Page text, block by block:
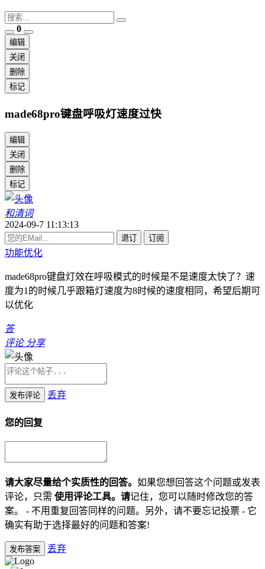
0
编辑
关闭
删除
标记
made68pro键盘呼吸灯速度过快
编辑
关闭
删除
标记
和清词
2024-09-7 11:13:13
退订 订阅
功能优化
made68pro键盘灯效在呼吸模式的时候是不是速度太快了？速
度为1的时候几乎跟箱灯速度为8时候的速度相同，希望后期可
以优化
答
评论 分享
发布评论 丢弃
您的回复
请大家尽量给个实质性的回答。 如果您想回答这个问题或发表
评论，只需 使用评论工具。请记住，您可以随时修改您的答
案。 - 不用重复回答同样的问题。另外，请不要忘记投票 - 它
确实有助于选择最好的问题和答案!
发布答案 丢弃